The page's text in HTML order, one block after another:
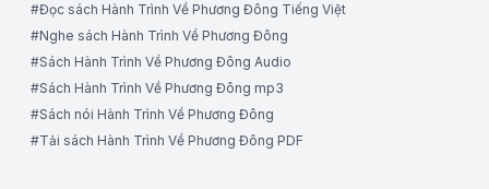
#Đọc sách Hành Trình Về Phương Đông Tiếng Việt
#Nghe sách Hành Trình Về Phương Đông
#Sách Hành Trình Về Phương Đông Audio
#Sách Hành Trình Về Phương Đông mp3
#Sách nói Hành Trình Về Phương Đông
#Tải sách Hành Trình Về Phương Đông PDF